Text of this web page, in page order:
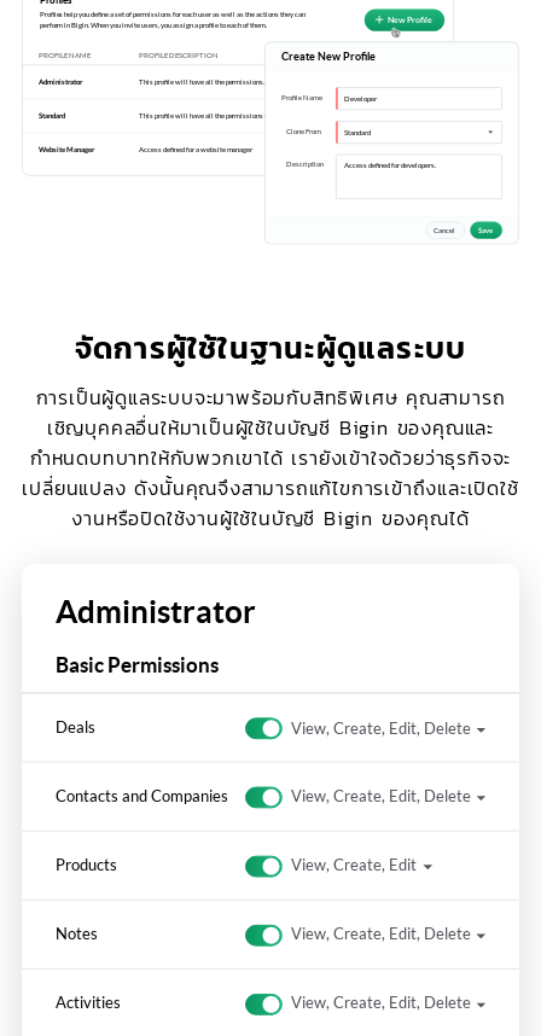
จัดการผู้ใช้ในฐานะผู้ดูแลระบบ
การเป็นผู้ดูแลระบบจะมาพร้อมกับสิทธิพิเศษ คุณสามารถ
เชิญบุคคลอื่นให้มาเป็นผู้ใช้ในบัญชี Bigin ของคุณและ
กำหนดบทบาทให้กับพวกเขาได้ เรายังเข้าใจด้วยว่าธุรกิจจะ
เปลี่ยนแปลง ดังนั้นคุณจึงสามารถแก้ไขการเข้าถึงและเปิดใช้
งานหรือปิดใช้งานผู้ใช้ในบัญชี Bigin ของคุณได้